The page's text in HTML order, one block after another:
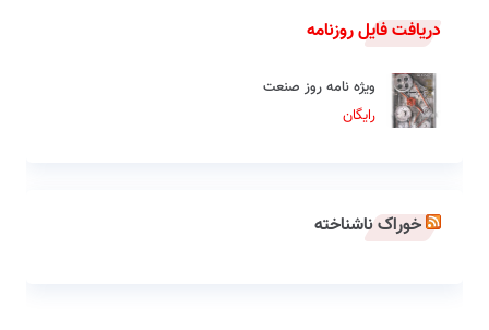
دریافت فایل روزنامه
ویژه نامه روز صنعت
رایگان
خوراک ناشناخته